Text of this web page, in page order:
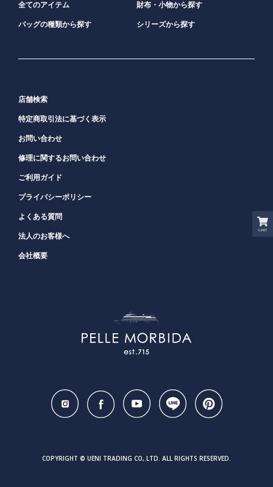
CART
COPYRIGHT © UENI TRADING CO,.LTD. ALL RIGHTS RESERVED.
全てのアイテム 財布・小物から探す
バッグの種類から探す シリーズから探す
店舗検索
特定商取引法に基づく表示
お問い合わせ
修理に関するお問い合わせ
ご利用ガイド
プライバシーポリシー
よくある質問
法人のお客様へ
会社概要